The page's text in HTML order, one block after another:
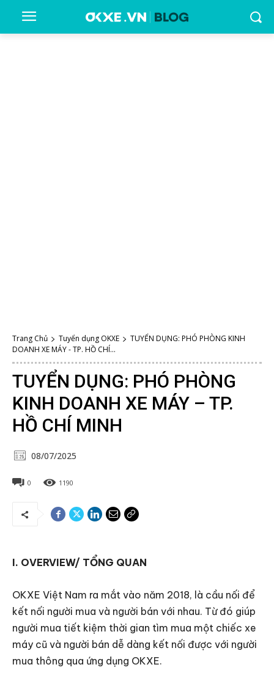
Trang Chủ Tuyển dụng OKXE
TUYỂN DỤNG: PHÓ PHÒNG KINH
DOANH XE MÁY - TP. HỒ CHÍ...
TUYỂN DỤNG: PHÓ PHÒNG
KINH DOANH XE MÁY – TP.
HỒ CHÍ MINH
08/07/2025
0 1190
I. OVERVIEW/ TỔNG QUAN
OKXE Việt Nam ra mắt vào năm 2018, là cầu nối để
kết nối người mua và người bán với nhau. Từ đó giúp
người mua tiết kiệm thời gian tìm mua một chiếc xe
máy cũ và người bán dễ dàng kết nối được với người
mua thông qua ứng dụng OKXE.